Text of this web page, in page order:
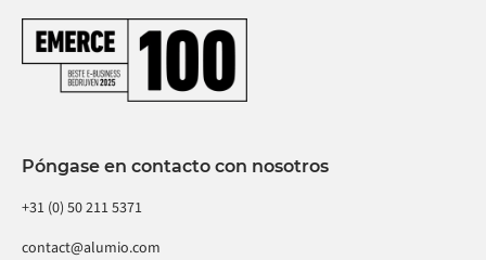
Póngase en contacto con nosotros
+31 (0) 50 211 5371
contact@alumio.com